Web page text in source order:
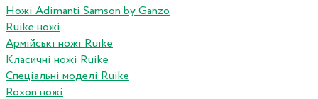
Ножі Adimanti Samson by Ganzo
Ruike ножі
Армійські ножі Ruike
Класичні ножі Ruike
Спеціальні моделі Ruike
Roxon ножi